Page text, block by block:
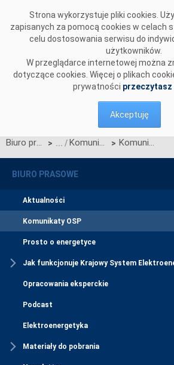
Strona wykorzystuje pliki cookies.
zapisanych za pomocą cookies w celach
celu dostosowania serwisu do
użytkowników.
W przeglądarce internetowej można
dotyczące cookies. Więcej o plikach
prywatności
Akceptuję
Biuro prasowe > Komunikaty OSP > Komunikat Operatora Systemu Przesyłowego w sprawie procesu konsultacji zmian Instrukcji Ruchu i Eksploatacji Sieci Przesyłowej (IRiESP) wynikających z projektu Karty aktualizacji nr CK/15/2021 IRiESP - Warunki korzystania, prowadzenia ruchu, eksploatacji i planowania rozwoju sieci
BIURO PRASOWE
Aktualności
Komunikaty OSP
Prosto o energetyce
Jak funkcjonuje Krajowy System
Opracowania eksperckie
Podcast
Elektroenergetyka
Materiały do pobrania